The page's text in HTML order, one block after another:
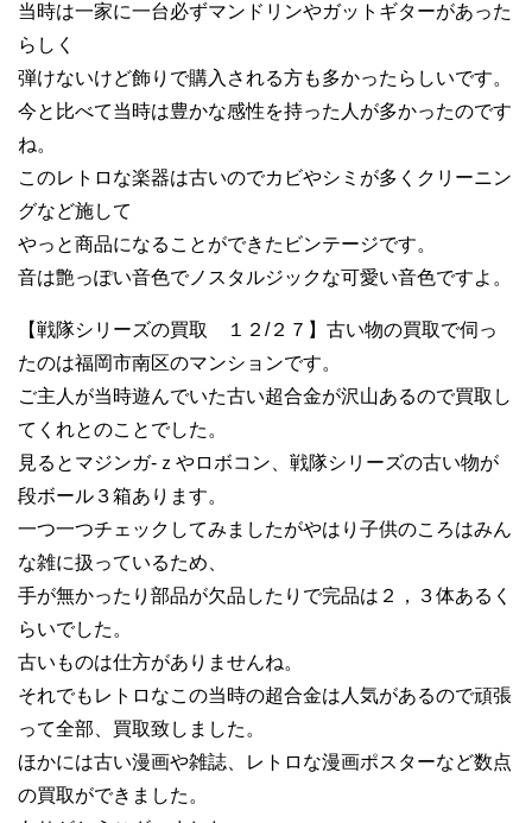
当時は一家に一台必ずマンドリンやガットギターがあった
らしく
弾けないけど飾りで購入される方も多かったらしいです。
今と比べて当時は豊かな感性を持った人が多かったのです
ね。
このレトロな楽器は古いのでカビやシミが多くクリーニン
グなど施して
やっと商品になることができたビンテージです。
音は艶っぽい音色でノスタルジックな可愛い音色ですよ。
【戦隊シリーズの買取 １２/２７】古い物の買取で伺っ
たのは福岡市南区のマンションです。
ご主人が当時遊んでいた古い超合金が沢山あるので買取し
てくれとのことでした。
見るとマジンガ-ｚやロボコン、戦隊シリーズの古い物が
段ボール３箱あります。
一つ一つチェックしてみましたがやはり子供のころはみん
な雑に扱っているため、
手が無かったり部品が欠品したりで完品は２，３体あるく
らいでした。
古いものは仕方がありませんね。
それでもレトロなこの当時の超合金は人気があるので頑張
って全部、買取致しました。
ほかには古い漫画や雑誌、レトロな漫画ポスターなど数点
の買取ができました。